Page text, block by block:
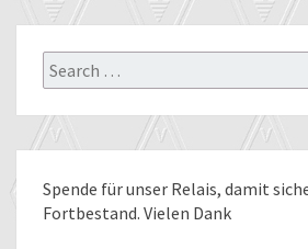
Search
for:
Spende für unser Relais, damit
Fortbestand. Vielen Dank